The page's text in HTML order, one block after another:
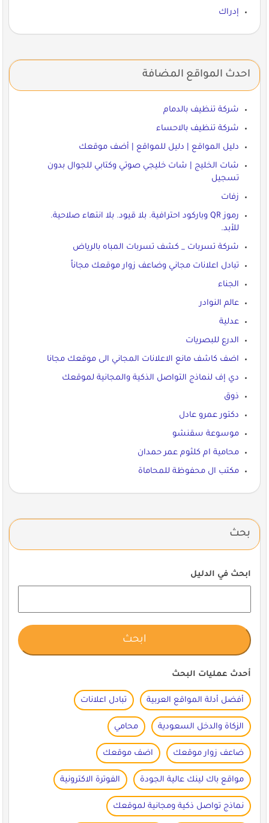
إدراك
احدث المواقع المضافة
شركة تنظيف بالدمام
شركة تنظيف بالاحساء
دليل المواقع | دليل للمواقع | أضف موقعك
شات الخليج | شات خليجي صوتي وكتابي للجوال بدون
تسجيل
زفات
رموز QR وباركود احترافية. بلا قيود. بلا انتهاء صلاحية.
للأبد.
شركة تسربات _ كشف تسربات المباه بالرياض
تبادل اعلانات مجاني وضاعف زوار موقعك مجاناً
الجناء
عالم النوادر
عدلية
الدرع للبصريات
اضف كاشف مانع الاعلانات المجاني الى موقعك مجانا
دي إف لنماذج التواصل الذكية والمجانية لموقعك
ذوق
دكتور عمرو عادل
موسوعة سقنشو
محامية ام كلثوم عمر حمدان
مكتب ال محفوظة للمحاماة
بحث
ابحث في الدليل
أحدث عمليات البحث
أفضل أدلة المواقع العربية تبادل اعلانات
الزكاة والدخل السعودية محامي
ضاعف زوار موقعك اضف موقعك
مواقع باك لينك عالية الجودة الفوترة الاكترونية
نماذج تواصل ذكية ومجانية لموقعك